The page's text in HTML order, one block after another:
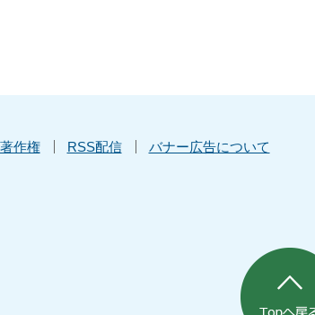
著作権 RSS配信 バナー広告について